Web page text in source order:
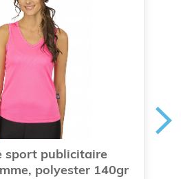
sport publicitaire
polyester 140gr